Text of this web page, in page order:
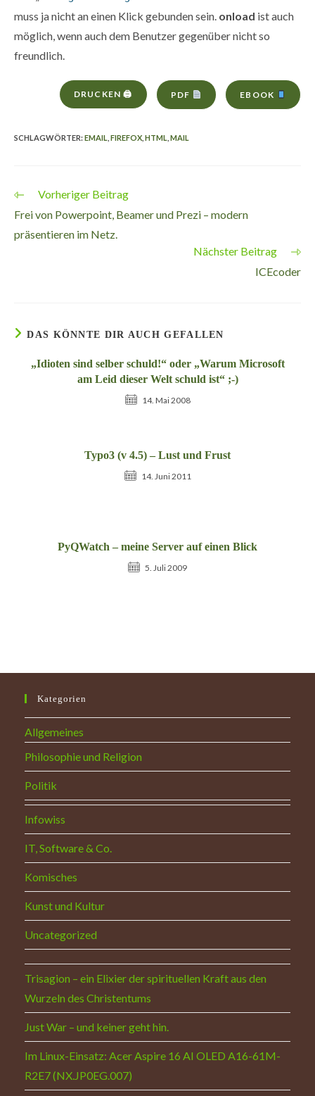
muss ja nicht an einen Klick gebunden sein. onload ist auch
möglich, wenn auch dem Benutzer gegenüber nicht so
freundlich.
DRUCKEN 🖨 PDF EBOOK
SCHLAGWÖRTER:EMAIL FIREFOX HTML MAIL
Weitere
ansehen
Vorheriger Beitrag
Frei von Powerpoint, Beamer und Prezi – modern
präsentieren im Netz.
Nächster Beitrag
ICEcoder
DAS KÖNNTE DIR AUCH GEFALLEN
„Idioten sind selber schuld!“ oder „Warum Microsoft
am Leid dieser Welt schuld ist“ ;-)
14. Mai 2008
Typo3 (v 4.5) – Lust und Frust
14. Juni 2011
PyQWatch – meine Server auf einen Blick
5. Juli 2009
Kategorien
Allgemeines
Philosophie und Religion
Politik
Infowiss
IT, Software & Co.
Komisches
Kunst und Kultur
Uncategorized
Trisagion – ein Elixier der spirituellen Kraft aus den
Wurzeln des Christentums
Just War – und keiner geht hin.
Im Linux-Einsatz: Acer Aspire 16 AI OLED A16-61M-
R2E7 (NX.JP0EG.007)